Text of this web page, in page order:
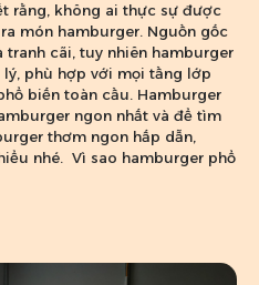
rằng, không ai thực sự được
món hamburger. Nguồn gốc
cãi, tuy nhiên hamburger
phù hợp với mọi tầng lớp
biến toàn cầu. Hamburger
ngon nhất và để tìm
thơm ngon hấp dẫn,
nhé. Vì sao hamburger phổ